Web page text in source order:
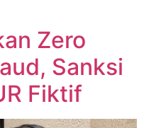
Zero
Sanksi
Fiktif